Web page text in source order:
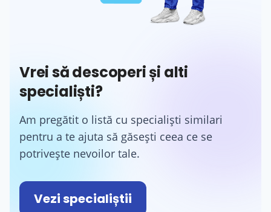
Vrei să descoperi și alti
specialiști?
Am pregătit o listă cu specialiști similari
pentru a te ajuta să găsești ceea ce se
potrivește nevoilor tale.
Vezi specialiștii